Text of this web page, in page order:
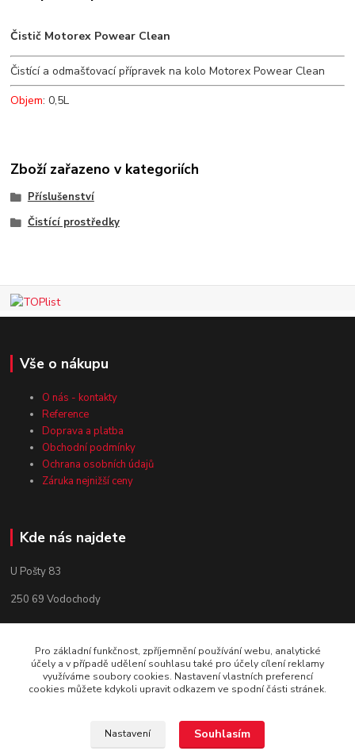
Čistič Motorex Powear Clean
Čistící a odmašťovací přípravek na kolo Motorex Powear Clean
Objem: 0,5L
Zboží zařazeno v kategoriích
Příslušenství
Čistící prostředky
Vše o nákupu
O nás - kontakty
Reference
Doprava a platba
Obchodní podmínky
Ochrana osobních údajů
Záruka nejnižší ceny
Kde nás najdete
U Pošty 83
250 69 Vodochody
Pro základní funkčnost, zpříjemnění používání webu, analytické
účely a v případě udělení souhlasu také pro účely cílení reklamy
využíváme soubory cookies. Nastavení vlastních preferencí
cookies můžete kdykoli upravit odkazem ve spodní části stránek.
Nastavení Souhlasím